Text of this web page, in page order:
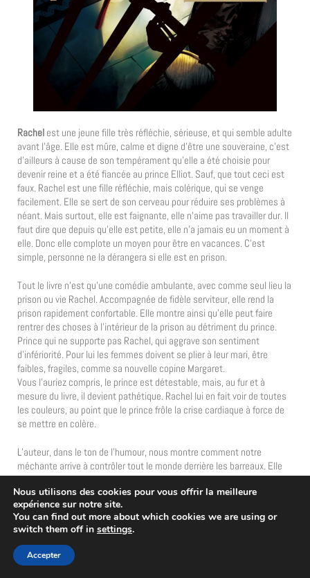
Rachel est une jeune fille très réfléchie, sérieuse, et qui semble adulte
avant l’âge. Elle est mûre, calme et digne d’être une souveraine, c’est
d’ailleurs à cause de son tempérament qu’elle a été choisie pour
devenir reine et a été fiancée au prince Elliot. Sauf, que tout ceci est
faux. Rachel est une fille réfléchie, mais colérique, qui se venge
facilement. Elle se sert de son cerveau pour réduire ses problèmes à
néant. Mais surtout, elle est faignante, elle n’aime pas travailler dur. Il
faut dire que depuis qu’elle est petite, elle n’a jamais eu un moment à
elle. Donc elle complote un moyen pour être en vacances. C’est
simple, personne ne la dérangera si elle est en prison.
Tout le livre n’est qu’une comédie ambulante, avec comme seul lieu la
prison ou vie Rachel. Accompagnée de fidèle serviteur, elle rend la
prison rapidement confortable. Elle montre ainsi qu’elle peut faire
rentrer des choses à l’intérieur de la prison au détriment du prince.
Prince qui ne supporte pas Rachel, qui aggrave son sentiment
d’infériorité. Pour lui les femmes doivent se plier à leur mari, être
faibles, fragiles, comme sa nouvelle copine Margaret.
Vous l’auriez compris, le prince est détestable, mais, au fur et à
mesure du livre, il devient pathétique. Rachel lui en fait voir de toutes
les couleurs, au point que le prince frôle la crise cardiaque à force de
se mettre en colère.
L’auteur, dans le ton de l’humour, nous montre comment notre
méchante arrive à contrôler tout le monde derrière les barreaux. Elle
arrive facilement à faire des soirées pyjama, à boire un coup avec de
grands nobles, sans que personne ne puisse réagir. En prison elle est
chez elle. Elle peut dormir, lire, et se reposer, même si le prince tente
de l’embêter. Rachel est une personne fort mentale et physiquement,
qui n’a pas peur d’utiliser son cerveau ou ses poings pour résoudre les
problèmes. C’est justement ça qui rend certaines situations drôles.
Nous utilisons des cookies pour vous offrir la meilleure
expérience sur notre site.
You can find out more about which cookies we are using or
switch them off in settings.
Accepter